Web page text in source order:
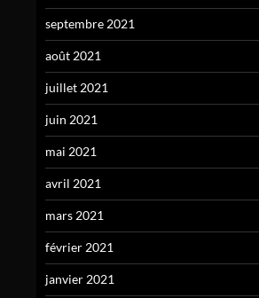
septembre 2021
août 2021
juillet 2021
juin 2021
mai 2021
avril 2021
mars 2021
février 2021
janvier 2021